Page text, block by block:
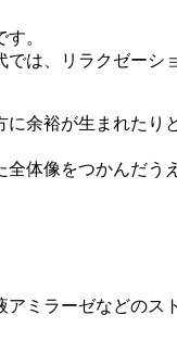
。
は、リラクゼーシ
余裕が生まれたり
体像をつかんだう
ミラーゼなどのス